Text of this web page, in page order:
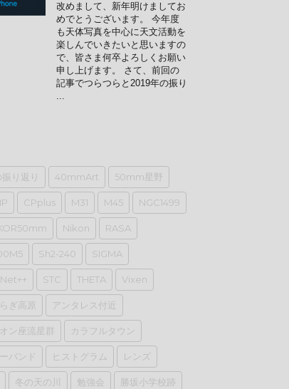
改めまして、新年明けましてお
めでとうございます。 今年度
も天体写真を中心に天文活動を
楽しんでいきたいと思いますの
で、皆さま何卒よろしくお願い
申し上げます。 さて、前回の
記事でつらつらと2019年の振り
...
振り返り 40mmArt 50mm星野
CPplus M31 M45 NGC1499
Nikon RASA
Sh2-240 SIGMA
STC THETA Vixen
ぎ高原 アンタレス付近
ン座流星群 カラフルタウン
バンド ヒストグラム レンズ
冬の天の川 勉強会 勝坂小学校跡